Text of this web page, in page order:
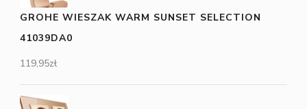
GROHE WIESZAK WARM SUNSET SELECTION
41039DA0
119,95zł